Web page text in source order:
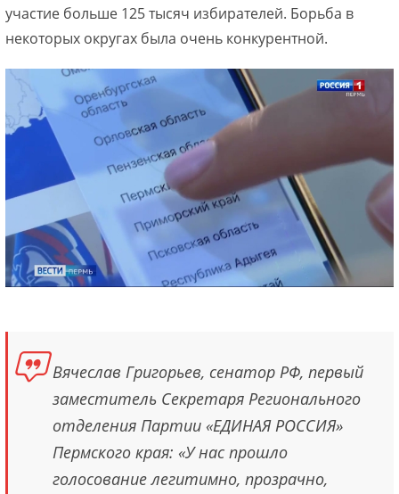
участие больше 125 тысяч избирателей. Борьба в
некоторых округах была очень конкурентной.
Вячеслав Григорьев, сенатор РФ, первый
заместитель Секретаря Регионального
отделения Партии «ЕДИНАЯ РОССИЯ»
Пермского края: «У нас прошло
голосование легитимно, прозрачно,